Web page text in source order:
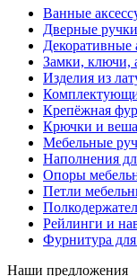
Ванные
Дверные ручки
Декоративные
Замки, ключи,
Изделия из
Крепёжная
Крючки и
Мебельные
Наполнения
Опоры
Петли
Рейлинги и
Фурнитура
Наши предложения